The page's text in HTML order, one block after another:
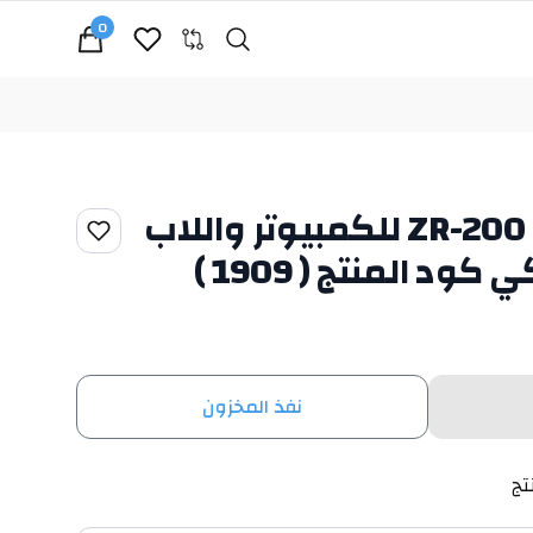
Search
0
view bag
لوحة مفاتيح زيرو ZR-200 للكمبيوتر واللاب
المنتج ( 1909 )
نفذ المخزون